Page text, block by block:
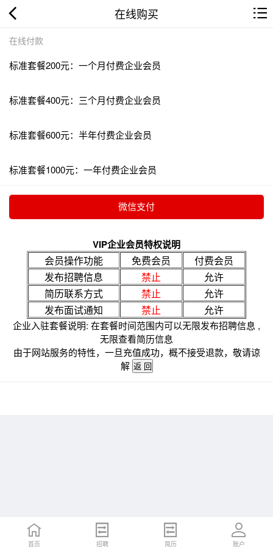
在线购买
在线付款
标准套餐200元：一个月付费企业会员
标准套餐400元：三个月付费企业会员
标准套餐600元：半年付费企业会员
标准套餐1000元：一年付费企业会员
VIP企业会员特权说明
会员操作功能 免费会员
付费会员
发布招聘信息
禁止
允许
简历联系方式
禁止
允许
发布面试通知
禁止 允许
企业入驻套餐说明: 在套餐时间范围内可以无限发布招聘信息 ,
无限查看简历信息
由于网站服务的特性，一旦充值成功，概不接受退款，敬请谅
解
首页 招聘 简历 账户